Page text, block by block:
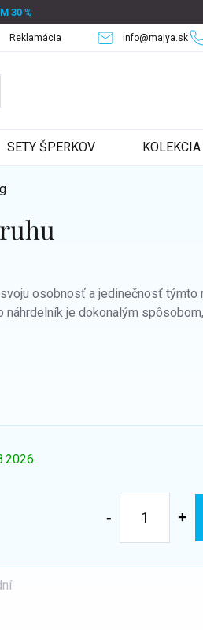
30 %
info@majya.sk
Reklamácia
SETY ŠPERKOV KOLEKCIA
osobnosť a jedinečnosť týmto
náhrdelník je dokonalým